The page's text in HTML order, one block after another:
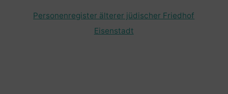
Personenregister älterer jüdischer Friedhof
Eisenstadt